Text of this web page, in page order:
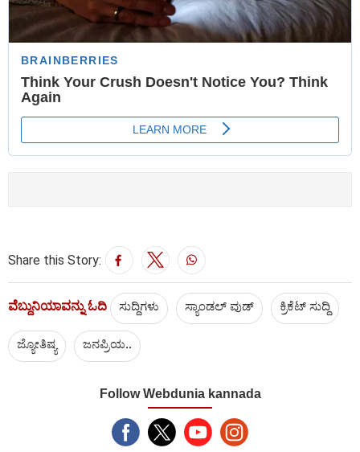
Share this Story:
ವೆಬ್ದುನಿಯಾವನ್ನು ಓದಿ ಸುದ್ದಿಗಳು ಸ್ಯಾಂಡಲ್ ವುಡ್ ಕ್ರಿಕೆಟ್‌ ಸುದ್ದಿ
ಜ್ಯೋತಿಷ್ಯ ಜನಪ್ರಿಯ..
Follow Webdunia kannada